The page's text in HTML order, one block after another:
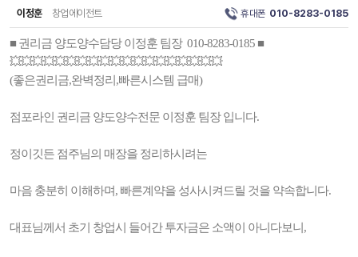
이정훈 창업에이전트 휴대폰 010-8283-0185
■ 권리금 양도양수담당 이정훈 팀장 010-8283-0185 ■
💥💥💥💥💥💥💥💥💥💥💥💥💥💥💥💥💥💥💥
(좋은권리금,완벽정리,빠른시스템 급매)
점포라인 권리금 양도양수전문 이정훈 팀장 입니다.
정이깃든 점주님의 매장을 정리하시려는
마음 충분히 이해하며, 빠른계약을 성사시켜드릴 것을 약속합니다.
대표님께서 초기 창업시 들어간 투자금은 소액이 아니다보니,